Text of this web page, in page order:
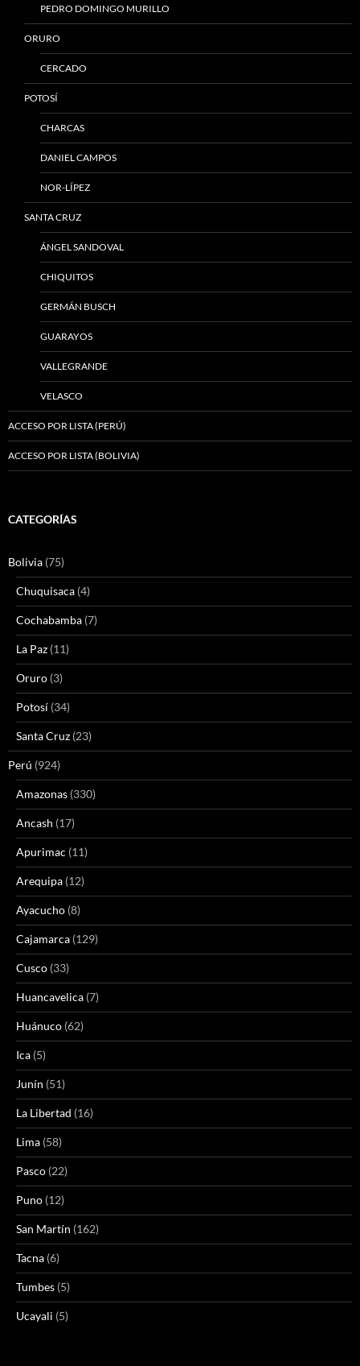
PEDRO DOMINGO MURILLO
ORURO
CERCADO
POTOSÍ
CHARCAS
DANIEL CAMPOS
NOR-LÍPEZ
SANTA CRUZ
ÁNGEL SANDOVAL
CHIQUITOS
GERMÁN BUSCH
GUARAYOS
VALLEGRANDE
VELASCO
ACCESO POR LISTA (PERÚ)
ACCESO POR LISTA (BOLIVIA)
CATEGORÍAS
Bolivia (75)
Chuquisaca (4)
Cochabamba (7)
La Paz (11)
Oruro (3)
Potosí (34)
Santa Cruz (23)
Perú (924)
Amazonas (330)
Ancash (17)
Apurimac (11)
Arequipa (12)
Ayacucho (8)
Cajamarca (129)
Cusco (33)
Huancavelica (7)
Huánuco (62)
Ica (5)
Junín (51)
La Libertad (16)
Lima (58)
Pasco (22)
Puno (12)
San Martín (162)
Tacna (6)
Tumbes (5)
Ucayali (5)